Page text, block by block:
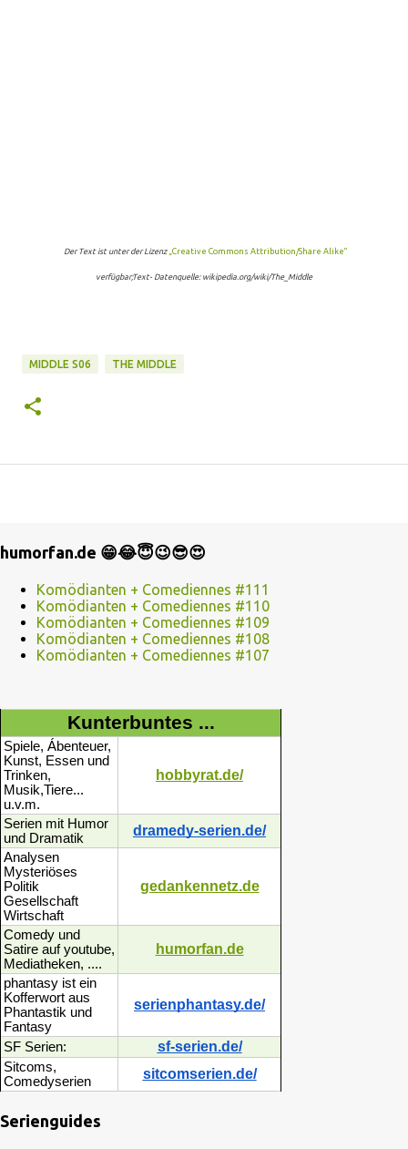
Der Text ist unter der Lizenz „Creative Commons Attribution/Share Alike“
verfügbar;Text- Datenquelle: wikipedia.org/wiki/The_Middle
MIDDLE S06 THE MIDDLE
humorfan.de 😁😂😇😉😎😍
Komödianten + Comediennes #111
Komödianten + Comediennes #110
Komödianten + Comediennes #109
Komödianten + Comediennes #108
Komödianten + Comediennes #107
Kunterbuntes ...
Spiele, Ábenteuer,
Kunst, Essen und
Trinken,
Musik,Tiere...
u.v.m.
hobbyrat.de/
Serien mit Humor
und Dramatik
dramedy-serien.de/
Analysen
Mysteriöses
Politik
Gesellschaft
Wirtschaft
gedankennetz.de
Comedy und
Satire auf youtube,
Mediatheken, ....
humorfan.de
phantasy ist ein
Kofferwort aus
Phantastik und
Fantasy
serienphantasy.de/
SF Serien: sf-serien.de/
Sitcoms,
Comedyserien
sitcomserien.de/
Serienguides